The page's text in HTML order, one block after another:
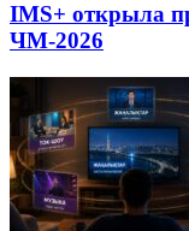
IMS+ открыла
ЧМ-2026